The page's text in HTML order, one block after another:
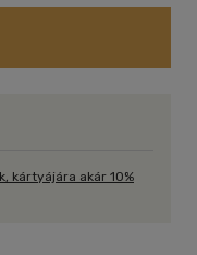
kártyájára akár 10%